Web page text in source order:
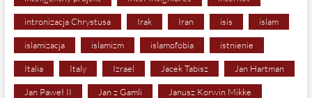
intronizacja Chrystusa Irak Iran isis islam
islamizacja islamizm islamofobia istnienie
Italia Italy Izrael Jacek Tabisz Jan Hartman
Jan Paweł II Jan z Gamli Janusz Korwin Mikke